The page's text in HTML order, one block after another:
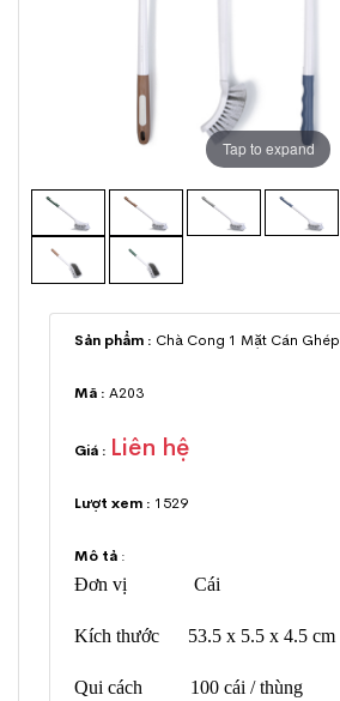
Tap to expand
Sản phẩm : Chà Cong 1 Mặt Cán Ghép
Mã : A203
Giá : Liên hệ
Lượt xem : 1529
Mô tả :
Đơn vị Cái
Kích thước 53.5 x 5.5 x 4.5 cm
Qui cách 100 cái / thùng